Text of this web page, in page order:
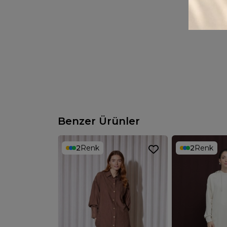
Benzer Ürünler
2Renk 2Renk